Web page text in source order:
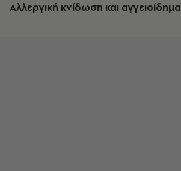
Αλλεργική κνίδωση και αγγειοίδημα